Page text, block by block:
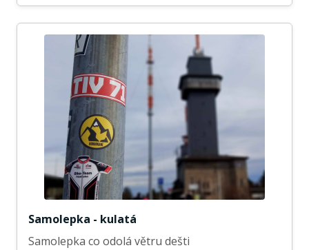
Samolepka - kulatá
Samolepka co odolá větru dešti